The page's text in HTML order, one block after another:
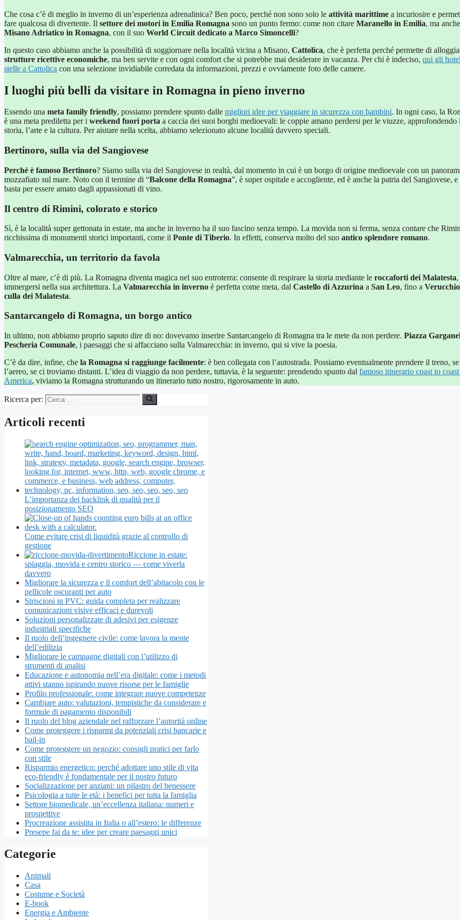
Che cosa c’è di meglio in inverno di un’esperienza adrenalinica? Ben poco, perché non sono solo le attività marittime a incuriosire e
fare qualcosa di divertente. Il settore dei motori in Emilia Romagna sono un punto fermo: come non citare Maranello in Emilia, ma anche
Misano Adriatico in Romagna, con il suo World Circuit dedicato a Marco Simoncelli?
In questo caso abbiamo anche la possibilità di soggiornare nella località vicina a Misano, Cattolica, che è perfetta perché permette di
strutture ricettive economiche, ma ben servite e con ogni comfort che si potrebbe mai desiderare in vacanza. Per chi è indeciso, qui gli
stelle a Cattolica con una selezione invidiabile corredata da informazioni, prezzi e ovviamente foto delle camere.
I luoghi più belli da visitare in Romagna in pieno inverno
Essendo una meta family friendly, possiamo prendere spunto dalle migliori idee per viaggiare in sicurezza con bambini. In ogni caso, la
è una meta prediletta per i weekend fuori porta a caccia dei suoi borghi medioevali: le coppie amano perdersi per le viuzze, approfondendo
storia, l’arte e la cultura. Per aiutare nella scelta, abbiamo selezionato alcune località davvero speciali.
Bertinoro, sulla via del Sangiovese
Perché è famoso Bertinoro? Siamo sulla via del Sangiovese in realtà, dal momento in cui è un borgo di origine medioevale con un
mozzafiato sul mare. Noto con il termine di “Balcone della Romagna”, è super ospitale e accogliente, ed è anche la patria del Sangiovese, e
basta per essere amato dagli appassionati di vino.
Il centro di Rimini, colorato e storico
Sì, è la località super gettonata in estate, ma anche in inverno ha il suo fascino senza tempo. La movida non si ferma, senza contare che
ricchissima di monumenti storici importanti, come il Ponte di Tiberio. In effetti, conserva molto del suo antico splendore romano.
Valmarecchia, un territorio da favola
Oltre al mare, c’è di più. La Romagna diventa magica nel suo entroterra: consente di respirare la storia mediante le roccaforti dei Malatesta
immergersi nella sua architettura. La Valmarecchia in inverno è perfetta come meta, dal Castello di Azzurina a San Leo, fino a Verucchio
culla dei Malatesta.
Santarcangelo di Romagna, un borgo antico
In ultimo, non abbiamo proprio saputo dire di no: dovevamo inserire Santarcangelo di Romagna tra le mete da non perdere. Piazza
Pescheria Comunale, i paesaggi che si affacciano sulla Valmarecchia: in inverno, qui si vive la poesia.
C’è da dire, infine, che la Romagna si raggiunge facilmente: è ben collegata con l’autostrada. Possiamo eventualmente prendere il treno,
l’aereo, se ci troviamo distanti. L’idea di viaggio da non perdere, tuttavia, è la seguente: prendendo spunto dal famoso itinerario coast to
America, viviamo la Romagna strutturando un itinerario tutto nostro, rigorosamente in auto.
Ricerca per:
Articoli recenti
L’importanza dei backlink di qualità per il
posizionamento SEO
Come evitare crisi di liquidità grazie al controllo di
gestione
Riccione in estate:
spiaggia, movida e centro storico — come viverla
davvero
Migliorare la sicurezza e il comfort dell’abitacolo con le
pellicole oscuranti per auto
Striscioni in PVC: guida completa per realizzare
comunicazioni visive efficaci e durevoli
Soluzioni personalizzate di adesivi per esigenze
industriali specifiche
Il ruolo dell’ingegnere civile: come lavora la mente
dell’edilizia
Migliorare le campagne digitali con l’utilizzo di
strumenti di analisi
Educazione e autonomia nell’era digitale: come i metodi
attivi stanno ispirando nuove risorse per le famiglie
Profilo professionale: come integrare nuove competenze
Cambiare auto: valutazioni, tempistiche da considerare e
formule di pagamento disponibili
Il ruolo del blog aziendale nel rafforzare l’autorità online
Come proteggere i risparmi da potenziali crisi bancarie e
bail-in
Come proteggere un negozio: consigli pratici per farlo
con stile
Risparmio energetico: perché adottare uno stile di vita
eco-friendly è fondamentale per il nostro futuro
Socializzazione per anziani: un pilastro del benessere
Psicologia a tutte le età: i benefici per tutta la famiglia
Settore biomedicale, un’eccellenza italiana: numeri e
prospettive
Procreazione assistita in Italia o all’estero: le differenze
Presepe fai da te: idee per creare paesaggi unici
Categorie
Animali
Casa
Costume e Società
E-book
Energia e Ambiente